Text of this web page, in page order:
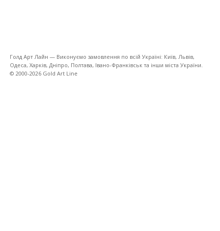
Голд Арт Лайн — Виконуємо замовлення по всій Україні: Київ, Львів,
Одеса, Харків, Дніпро, Полтава, Івано-Франківськ та інши міста України.
© 2000-2026 Gold Art Line